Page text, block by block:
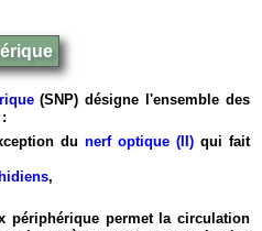
(SNP) désigne l'ensemble des
du nerf optique (II) qui fait
,
périphérique permet la circulation